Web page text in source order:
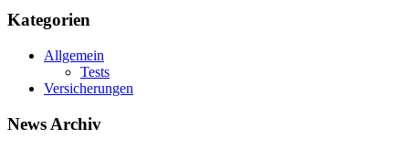
Kategorien
Allgemein
Tests
Versicherungen
News Archiv